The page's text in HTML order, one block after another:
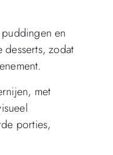
en
zodat
met
porties,